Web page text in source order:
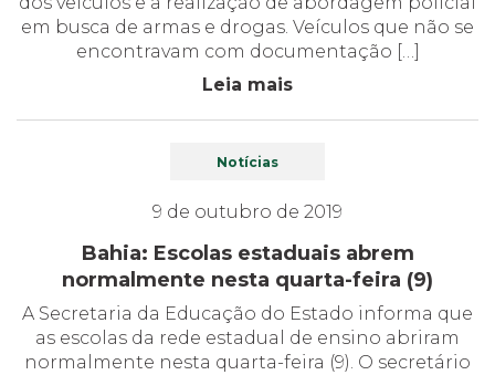
em busca de armas e drogas. Veículos que não se
encontravam com documentação […]
Leia mais
Notícias
9 de outubro de 2019
Bahia: Escolas estaduais abrem
normalmente nesta quarta-feira (9)
A Secretaria da Educação do Estado informa que
as escolas da rede estadual de ensino abriram
normalmente nesta quarta-feira (9). O secretário